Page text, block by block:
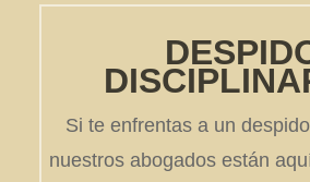
Si te enfrentas a un
nuestros abogados están